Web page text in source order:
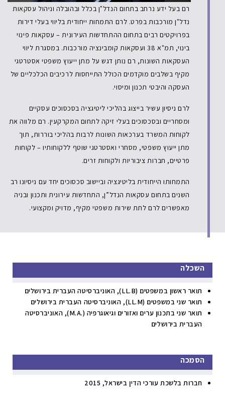
רם בעל ידע נרחב בתחום הנדל"ן בכלל ובהובלה וניהול עסקאות
נדל"ן מורכבות בפרט. לרם התמחות ייחודית בליווי בעלי דירות
בפרויקטים רבים בתחום ההתחדשות העירונית – עסקאות פינוי
בינוי, תמ"א 38 ועסקאות קומבינציה מורכבות. במסגרת ליווי
העסקאות השונות, רם נותן דגש על מתן ייעוץ משפטי אסטרטגי
מקיף בשלבים מוקדמים הכולל התייחסות לרכיבים הכלכליים של
העסקה והיבטי תכנון ומיסוי.
לרם ניסיון עשיר בייצוג בהליכי ליטיגציה בסכסוכים עסקיים
ומסחריים ובסכסוכים בעלי זיקה לתחום המקרקעין. רם מלווה את
לקוחות המשרד בערכאות השונות לרבות בהליכי בוררות, תוך
מתן ייעוץ משפטי, מסחרי ואסטרטגי שוטף ללקוחותיו – לקוחות
פרטיים, חברות ציבוריות ולקוחות זרים.
התמחותו הייחודית בליטיגציה וביישוב סכסוכים יחד עם ניסיונו רב
השנים בתחום עסקאות הנדל”ן, התחדשות עירונית ותכנון ובניה
מאפשרים לרם לתת שירות משפטי מקיף, מדויק ומקצועי.
השכלה
תואר ראשון במשפטים (LL.B), האוניברסיטה העברית בירושלים
תואר שני במשפטים (LL.M), האוניברסיטה העברית בירושלים
תואר שני בתכנון ערים ואזורים וגיאוגרפיה (.M.A), האוניברסיטה
העברית בירושלים
הסמכה
חברות בלשכת עורכי הדין בישראל, 2015